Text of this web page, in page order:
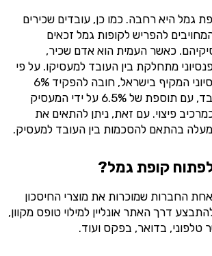
גמל היא רחבה. כמו כן, עובדים שכירים
להפריש לקופות גמל זכאים
כאשר העמית הוא אדם שכיר,
מתחלקת בין העובד למעסיקו. על פי
תקנות הביטוח הפנסיוני המקיף בישראל, חובה להפקיד 6%
מהשכר לחשבון העובד, עם תוספת של 6.5% על ידי המעסיק
ועוד 6% כמרכיב פיצוי. עם זאת, ניתן להתאים את
מעלה בהתאם להסכמות בין העובד למעסיק.
לפתוח קופת גמל?
החברות שמוכרות את מוצרי החיסכון
דרך האתר אונליין למילוי טופס מקוון,
טלפוני, בדואר, בפקס ועוד.